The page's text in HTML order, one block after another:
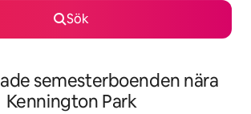
Sök
semesterboenden nära
Kennington Park